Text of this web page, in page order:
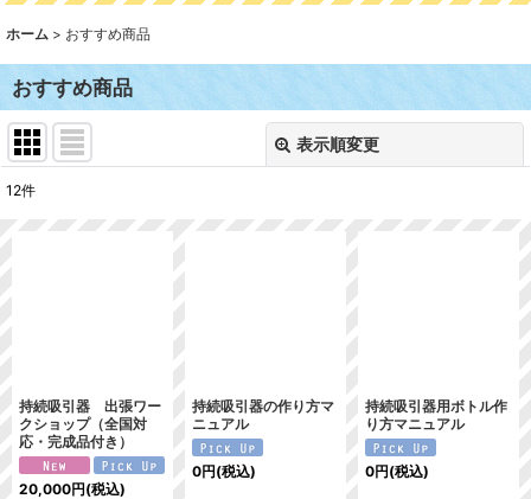
ホーム > おすすめ商品
おすすめ商品
表示順変更
12件
持続吸引器 出張ワー
クショップ（全国対
応・完成品付き）
20,000円(税込)
持続吸引器の作り方マ
ニュアル
0円(税込)
持続吸引器用ボトル作
り方マニュアル
0円(税込)